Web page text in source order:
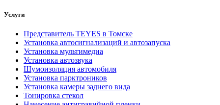
Услуги
Представитель TEYES в Томске
Установка автосигнализаций и автозапуска
Установка мультимедиа
Установка автозвука
Шумоизоляция автомобиля
Установка парктроников
Установка камеры заднего вида
Тонировка стекол